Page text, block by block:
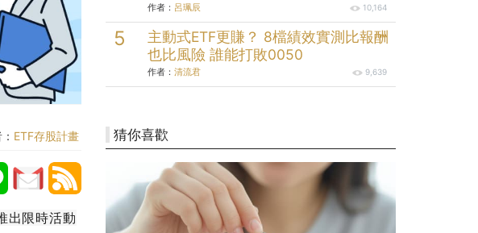
ETF存股計畫
出限時活動
作者： 呂珮辰 10,164
主動式ETF更賺？ 8檔績效實測比報酬
也比風險 誰能打敗0050
作者： 清流君 9,639
猜你喜歡